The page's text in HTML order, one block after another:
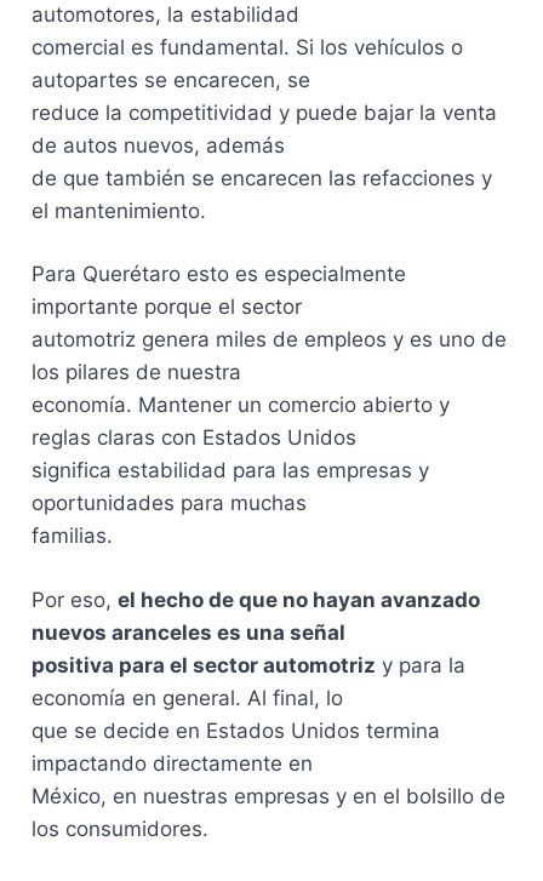
automotores, la estabilidad
comercial es fundamental. Si los vehículos o
autopartes se encarecen, se
reduce la competitividad y puede bajar la venta
de autos nuevos, además
de que también se encarecen las refacciones y
el mantenimiento.
Para Querétaro esto es especialmente
importante porque el sector
automotriz genera miles de empleos y es uno de
los pilares de nuestra
economía. Mantener un comercio abierto y
reglas claras con Estados Unidos
significa estabilidad para las empresas y
oportunidades para muchas
familias.
Por eso, el hecho de que no hayan avanzado
nuevos aranceles es una señal
positiva para el sector automotriz y para la
economía en general. Al final, lo
que se decide en Estados Unidos termina
impactando directamente en
México, en nuestras empresas y en el bolsillo de
los consumidores.